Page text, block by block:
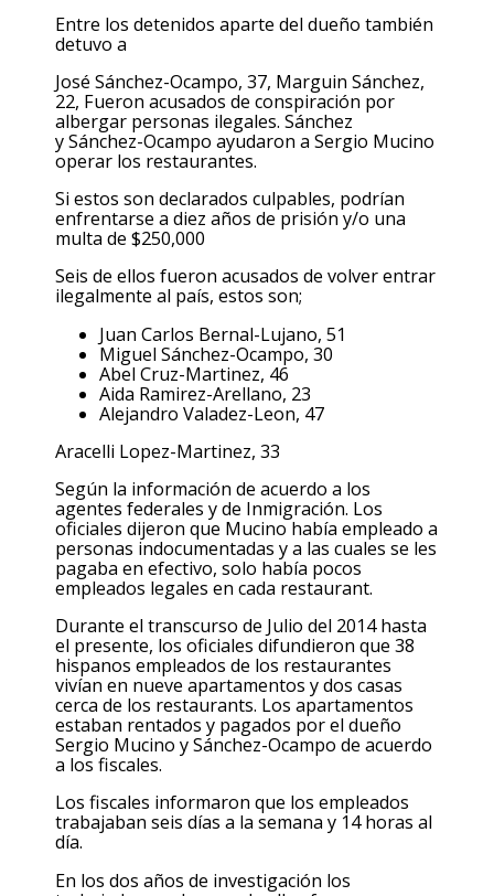
Entre los detenidos aparte del dueño también
detuvo a
José Sánchez-Ocampo, 37, Marguin Sánchez,
22, Fueron acusados de conspiración por
albergar personas ilegales. Sánchez
y Sánchez-Ocampo ayudaron a Sergio Mucino
operar los restaurantes.
Si estos son declarados culpables, podrían
enfrentarse a diez años de prisión y/o una
multa de $250,000
Seis de ellos fueron acusados de volver entrar
ilegalmente al país, estos son;
Juan Carlos Bernal-Lujano, 51
Miguel Sánchez-Ocampo, 30
Abel Cruz-Martinez, 46
Aida Ramirez-Arellano, 23
Alejandro Valadez-Leon, 47
Aracelli Lopez-Martinez, 33
Según la información de acuerdo a los
agentes federales y de Inmigración. Los
oficiales dijeron que Mucino había empleado a
personas indocumentadas y a las cuales se les
pagaba en efectivo, solo había pocos
empleados legales en cada restaurant.
Durante el transcurso de Julio del 2014 hasta
el presente, los oficiales difundieron que 38
hispanos empleados de los restaurantes
vivían en nueve apartamentos y dos casas
cerca de los restaurants. Los apartamentos
estaban rentados y pagados por el dueño
Sergio Mucino y Sánchez-Ocampo de acuerdo
a los fiscales.
Los fiscales informaron que los empleados
trabajaban seis días a la semana y 14 horas al
día.
En los dos años de investigación los